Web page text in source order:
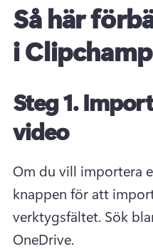
Så här
i Clipchamp
Steg 1.
video
Om du vill importera
knappen för att
verktygsfältet. Sök
OneDrive.